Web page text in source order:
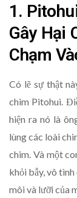
1.
Gây Hại
Chạm
Có lẽ sự thật
chim Pitohui.
hiện ra nó là
lùng các loài
chim. Và một
khỏi bẫy, vô
môi và lưỡi của